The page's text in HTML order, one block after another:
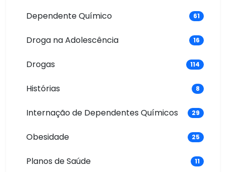
Dependente Químico 61
Droga na Adolescência 16
Drogas 114
Histórias 8
Internação de Dependentes Químicos 29
Obesidade 25
Planos de Saúde 11